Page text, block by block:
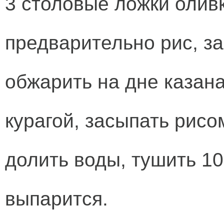
предварительно рис,
обжарить на дне
курагой, засыпать
долить воды, тушить
выпарится.